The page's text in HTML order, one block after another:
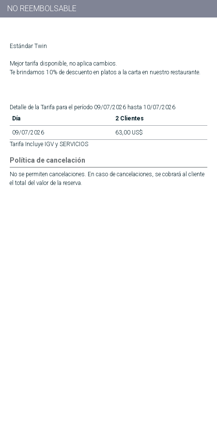
NO REEMBOLSABLE
Estándar Twin
Mejor tarifa disponible, no aplica cambios.
Te brindamos 10% de descuento en platos a la carta en nuestro restaurante.
Detalle de la Tarifa para el período 09/07/2026 hasta 10/07/2026
Día
2 Clientes
09/07/2026
63,00 US$
Tarifa Incluye IGV y SERVICIOS
Política de cancelación
No se permiten cancelaciones. En caso de cancelaciones, se cobrará al cliente
el total del valor de la reserva.